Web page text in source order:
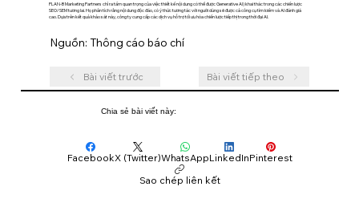
PLAN-B Marketing Partners chỉ ra tầm quan trọng của việc thiết kế nội dung có thể được Generative AI) khai thác trong các chiến lược
SEO/SEM tương lai. Họ phân tích rằng nội dung độc đáo, có ý thức tương tác với người dùng sẽ được cả công cụ tìm kiếm và AI đánh giá
cao. Dựa trên kết quả khảo sát này, công ty cung cấp các dịch vụ hỗ trợ tối ưu hóa chiến lược tiếp thị trong thời đại AI.
Nguồn: Thông cáo báo chí
Bài viết trước Bài viết tiếp theo
Chia sẻ bài viết này:
FacebookX (Twitter)WhatsAppLinkedInPinterest
Sao chép liên kết